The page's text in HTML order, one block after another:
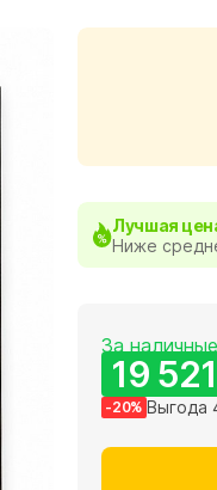
Лучшая
Ниже
За наличные
19
-20% Выгода